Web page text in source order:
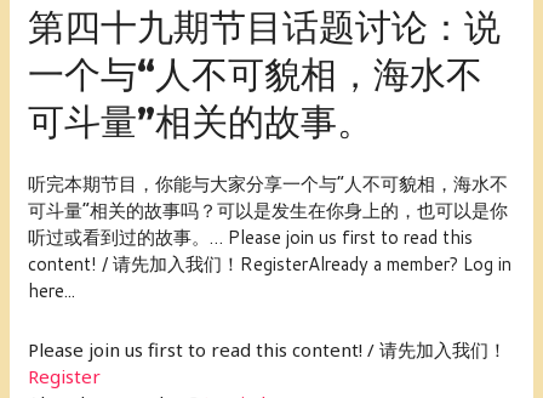
第四十九期节目话题讨论：说
一个与“人不可貌相，海水不
可斗量”相关的故事。
听完本期节目，你能与大家分享一个与“人不可貌相，海水不
可斗量”相关的故事吗？可以是发生在你身上的，也可以是你
听过或看到过的故事。… Please join us first to read this
content! / 请先加入我们！RegisterAlready a member? Log in
here...
Please join us first to read this content! / 请先加入我们！
Register
第
四
十
期
目
话
题
讨
论：
个
与“人